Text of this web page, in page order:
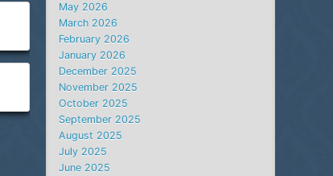
May 2026
March 2026
February 2026
January 2026
December 2025
November 2025
October 2025
September 2025
August 2025
July 2025
June 2025